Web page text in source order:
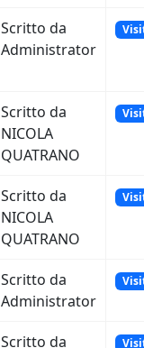
Scritto da
Administrator
Scritto da
NICOLA
QUATRANO
Scritto da
NICOLA
QUATRANO
Scritto da
Administrator
Scritto da